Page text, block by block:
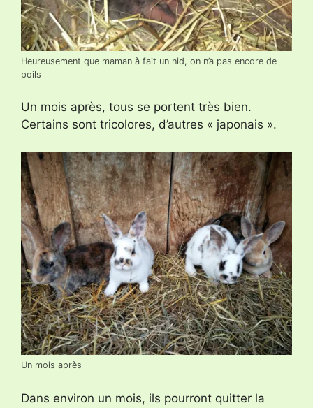
Heureusement que maman à fait un nid, on n’a pas encore de
poils
Un mois après, tous se portent très bien.
Certains sont tricolores, d’autres « japonais ».
Un mois après
Dans environ un mois, ils pourront quitter la